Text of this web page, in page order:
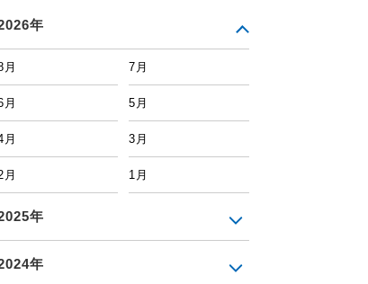
年
月 7月
月 5月
月 3月
月 1月
年
年